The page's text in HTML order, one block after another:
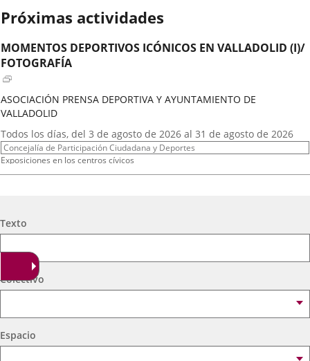
externa.externa.
Próximas actividades
MOMENTOS DEPORTIVOS ICÓNICOS EN VALLADOLID (I)/
FOTOGRAFÍA
ASOCIACIÓN PRENSA DEPORTIVA Y AYUNTAMIENTO DE
VALLADOLID
Fechas
del
evento
Todos los días, del 3 de agosto de 2026 al 31 de agosto de 2026
Organizador
de
Concejalía de Participación Ciudadana y Deportes
Programa
Exposiciones en los centros cívicos
Centro Cívico Científico José Antonio Valverde
16 septiembre
Organizador
actividad
Concejalía de Participación Ciudadana y Deportes
Programa
Muestras de Teatro Vecinal, Cultura Tradicional y Actividades Culturales y de
Ocio Infantil 2026
A. DE MEXICANOS EN CYL(Ballet Folklorico BFB)
Búsqueda
Texto
Colectivo
Espacio